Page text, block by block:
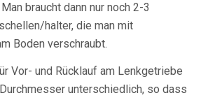
braucht dann nur noch 2-3
halter, die man mit
Boden verschraubt.
Vor- und Rücklauf am Lenkgetriebe
unterschiedlich, so dass